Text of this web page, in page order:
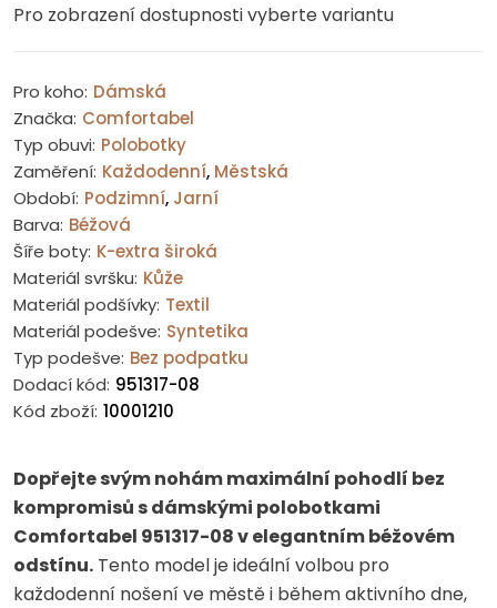
Pro zobrazení dostupnosti vyberte variantu
Pro koho: Dámská
Značka: Comfortabel
Typ obuvi: Polobotky
Zaměření: Každodenní, Městská
Období: Podzimní, Jarní
Barva: Béžová
Šíře boty: K-extra široká
Materiál svršku: Kůže
Materiál podšívky: Textil
Materiál podešve: Syntetika
Typ podešve: Bez podpatku
Dodací kód: 951317-08
Kód zboží: 10001210
Dopřejte svým nohám maximální pohodlí bez
kompromisů s dámskými polobotkami
Comfortabel 951317-08 v elegantním béžovém
odstínu. Tento model je ideální volbou pro
každodenní nošení ve městě i během aktivního dne,